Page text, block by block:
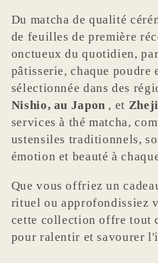
i
o
n
:
Du matcha de qualité
de feuilles de première
onctueux du quotidien,
pâtisserie, chaque poudre
sélectionnée dans des
Nishio, au Japon , et
services à thé matcha,
ustensiles traditionnels,
émotion et beauté à
Que vous offriez un
rituel ou approfondissiez
cette collection offre tout
pour ralentir et savourer